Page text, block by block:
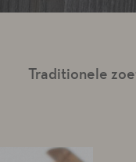
Traditionele